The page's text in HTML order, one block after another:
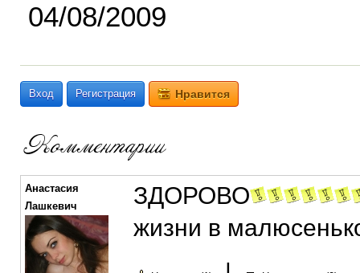
04/08/2009
Вход Регистрация Нравится
Анастасия
Лашкевич
ЗДОРОВО
жизни в